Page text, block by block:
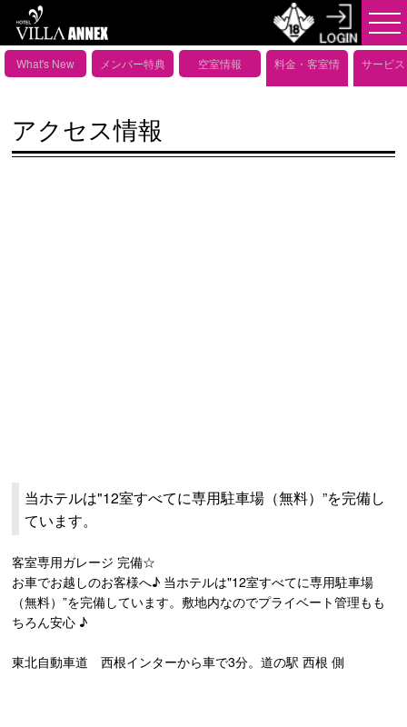
What's New メンバー特典 空室情報
料金・客室情
報
サービ
備情
アクセス情報
当ホテルは"12室すべてに専用駐車場（無料）”を完備し
ています。
客室専用ガレージ 完備☆
お車でお越しのお客様へ♪ 当ホテルは"12室すべてに専用駐車場
（無料）”を完備しています。敷地内なのでプライベート管理もも
ちろん安心 ♪
東北自動車道 西根インターから車で3分。道の駅 西根 側